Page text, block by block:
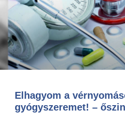
Elhagyom a
gyógyszeremet! –